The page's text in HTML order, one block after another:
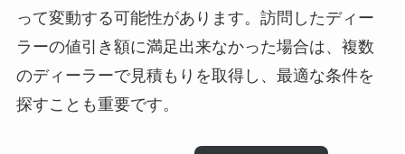
って変動する可能性があります。訪問したディー
ラーの値引き額に満足出来なかった場合は、複数
のディーラーで見積もりを取得し、最適な条件を
探すことも重要です。